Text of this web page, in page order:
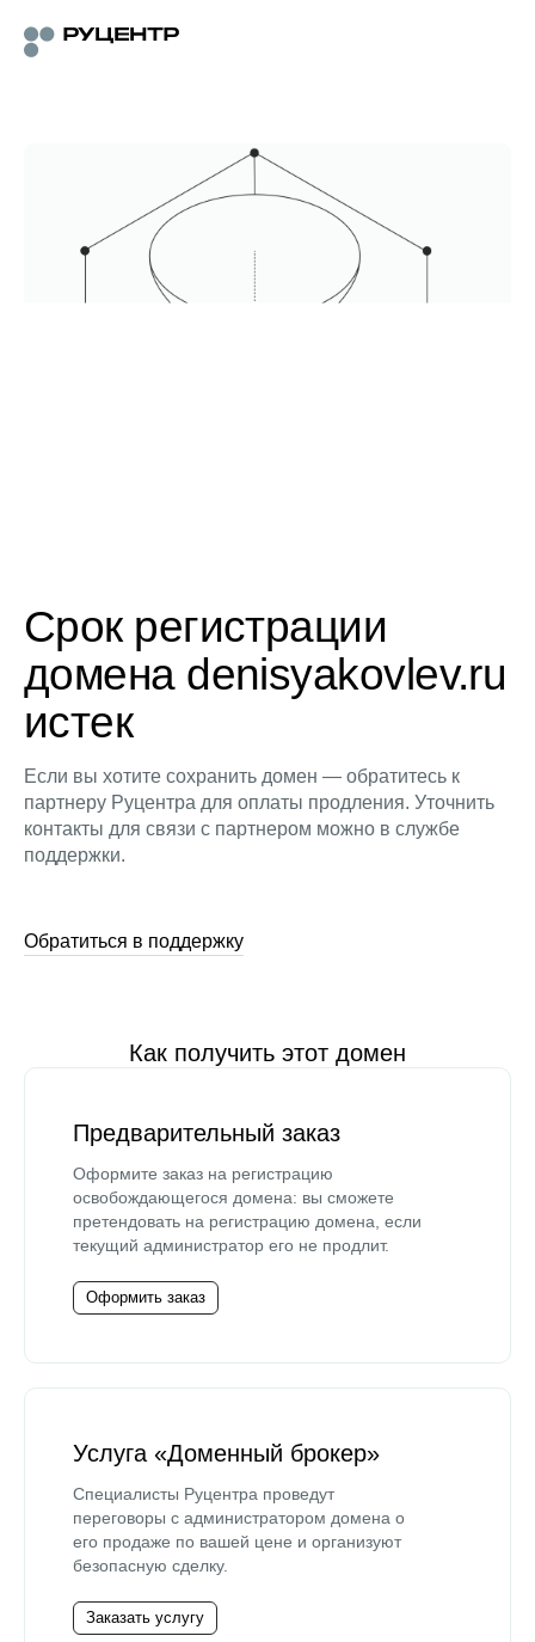
Срок регистрации
домена denisyakovlev.ru
истек
Если вы хотите сохранить домен — обратитесь к
партнеру Руцентра для оплаты продления. Уточнить
контакты для связи с партнером можно в службе
поддержки.
Обратиться в поддержку
Как получить этот домен
Предварительный заказ
Оформите заказ на регистрацию
освобождающегося домена: вы сможете
претендовать на регистрацию домена, если
текущий администратор его не продлит.
Оформить заказ
Услуга «Доменный брокер»
Специалисты Руцентра проведут
переговоры с администратором домена о
его продаже по вашей цене и организуют
безопасную сделку.
Заказать услугу